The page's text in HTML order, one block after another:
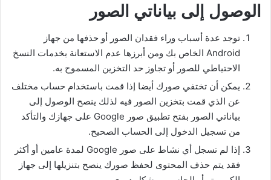
الوصول إلى بياناتي الصور
توجد عدة أسباب وراء فقدان الصور أو حذفها من جهاز
Android الخاص بك ومن أبرزها عدم الاستعانة بخدمات النسخ
الاحتياطي للصور أو تجاوز حد التخزين المسموح به.
يمكن أن تختفي صورك أيضا إذا قمت باستخدام حساب مختلف
عن الذي قمت بتخزين الصور فيه لذلك ينصح الوصول إلى
بياناتي الصور بفتح تطبيق صور Google على جهازك والتأكد
من تسجيل الدخول إلى الحساب الصحيح.
إذا لم تسجل أي نشاط على صور Google لمدة عامين أو أكثر
فقد يتم حذف المحتوى لحفظ صورك ينصح بتنزيلها إلى جهاز